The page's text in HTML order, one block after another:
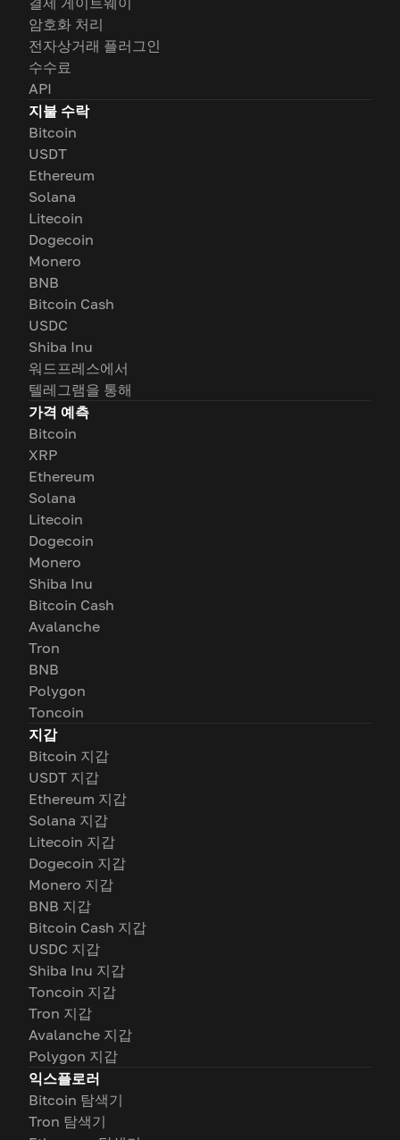
암호화 처리
전자상거래 플러그인
수수료
API
지불 수락
Bitcoin
USDT
Ethereum
Solana
Litecoin
Dogecoin
Monero
BNB
Bitcoin Cash
USDC
Shiba Inu
워드프레스에서
텔레그램을 통해
가격 예측
Bitcoin
XRP
Ethereum
Solana
Litecoin
Dogecoin
Monero
Shiba Inu
Bitcoin Cash
Avalanche
Tron
BNB
Polygon
Toncoin
지갑
Bitcoin 지갑
USDT 지갑
Ethereum 지갑
Solana 지갑
Litecoin 지갑
Dogecoin 지갑
Monero 지갑
BNB 지갑
Bitcoin Cash 지갑
USDC 지갑
Shiba Inu 지갑
Toncoin 지갑
Tron 지갑
Avalanche 지갑
Polygon 지갑
익스플로러
Bitcoin 탐색기
Tron 탐색기